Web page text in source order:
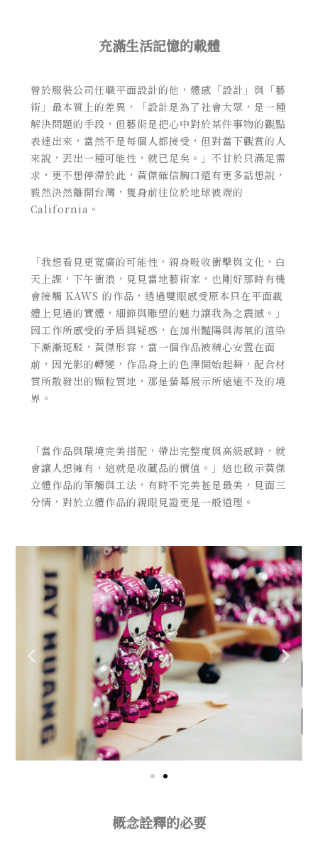
充滿生活記憶的載體
曾於服裝公司任職平面設計的他，體感「設計」與「藝
術」最本質上的差異，「設計是為了社會大眾，是一種
解決問題的手段，但藝術是把心中對於某件事物的觀點
表達出來，當然不是每個人都接受，但對當下觀賞的人
來說，丟出一種可能性，就已足矣。」不甘於只滿足需
求，更不想停滯於此，黃傑確信胸口還有更多話想說，
毅然決然離開台灣，隻身前往位於地球彼端的
California。
「我想看見更寬廣的可能性，親身吸收衝擊與文化，白
天上課，下午衝浪，見見當地藝術家，也剛好那時有機
會接觸 KAWS 的作品，透過雙眼感受原本只在平面載
體上見過的實體，細節與雕塑的魅力讓我為之震撼。」
因工作所感受的矛盾與疑惑，在加州豔陽與海氣的渲染
下漸漸斑駁，黃傑形容，當一個作品被精心安置在面
前，因光影的轉變，作品身上的色澤開始起舞，配合材
質所散發出的顆粒質地，那是螢幕展示所遠遠不及的境
界。
「當作品與環境完美搭配，帶出完整度與高級感時，就
會讓人想擁有，這就是收藏品的價值。」這也啟示黃傑
立體作品的筆觸與工法，有時不完美甚是最美，見面三
分情，對於立體作品的親眼見證更是一般道理。
概念詮釋的必要